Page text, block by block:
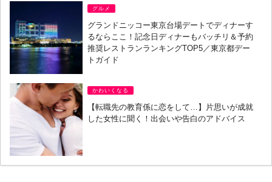
グルメ
グランドニッコー東京台場デートでディナーす
るならここ！記念日ディナーもバッチリ＆予約
推奨レストランランキングTOP5／東京都デー
トガイド
かわいくなる
【転職先の教育係に恋をして…】片思いが成就
した女性に聞く！出会いや告白のアドバイス